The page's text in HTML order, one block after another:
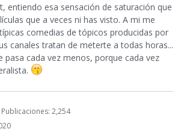
entiendo esa sensación de saturación que
que a veces ni has visto. A mi me
comedias de tópicos producidas por
canales tratan de meterte a todas horas...
cada vez menos, porque cada vez
Publicaciones: 2,254